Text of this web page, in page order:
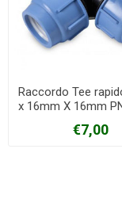
Raccordo Tee
x 16mm X 16mm
€7,00